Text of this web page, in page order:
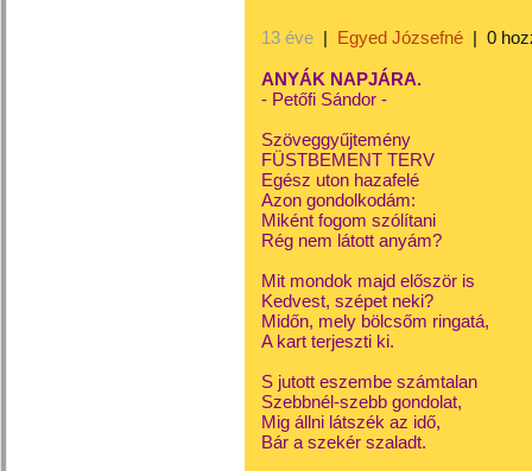
13 éve | Egyed Józsefné | 0
ANYÁK NAPJÁRA.
- Petőfi Sándor -
Szöveggyűjtemény
FÜSTBEMENT TERV
Egész uton hazafelé
Azon gondolkodám:
Miként fogom szólítani
Rég nem látott anyám?
Mit mondok majd először is
Kedvest, szépet neki?
Midőn, mely bölcsőm ringatá,
A kart terjeszti ki.
S jutott eszembe számtalan
Szebbnél-szebb gondolat,
Mig állni látszék az idő,
Bár a szekér szaladt.